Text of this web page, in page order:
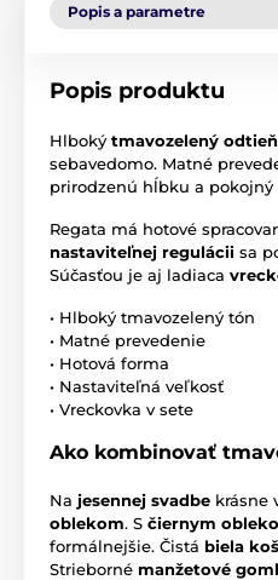
Popis a parametre
Popis produktu
Hlboký tmavozelený odtieň
sebavedomo. Matné
prirodzenú hĺbku a pokojný
Regata má hotové
nastaviteľnej regulácii sa
Súčasťou je aj ladiaca
• Hlboký tmavozelený tón
• Matné prevedenie
• Hotová forma
• Nastaviteľná veľkosť
• Vreckovka v sete
Ako kombinovať
Na jesennej svadbe krásne
oblekom. S čiernym
formálnejšie. Čistá biela
Strieborné manžetové